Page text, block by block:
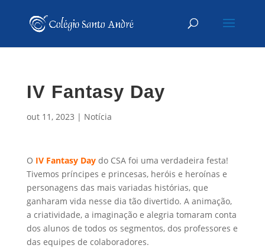
IV Fantasy Day
out 11, 2023 | Notícia
O IV Fantasy Daydo CSA foi uma verdadeira festa!
Tivemos príncipes e princesas, heróis e heroínas e
personagens das mais variadas histórias, que
ganharam vida nesse dia tão divertido. A animação,
a criatividade, a imaginação e alegria tomaram conta
dos alunos de todos os segmentos, dos professores e
das equipes de colaboradores.